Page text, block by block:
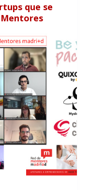
que se